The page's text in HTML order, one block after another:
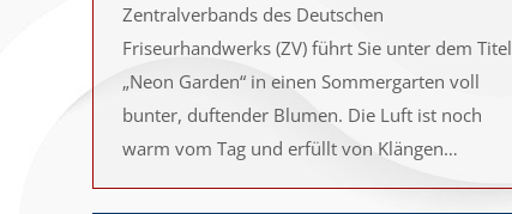
Zentralverbands des Deutschen
Friseurhandwerks (ZV) führt Sie unter dem Titel
„Neon Garden“ in einen Sommergarten voll
bunter, duftender Blumen. Die Luft ist noch
warm vom Tag und erfüllt von Klängen…